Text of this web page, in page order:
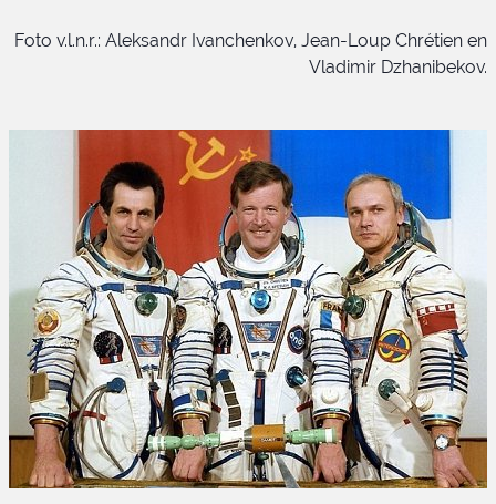
Foto v.l.n.r.: Aleksandr Ivanchenkov, Jean-Loup Chrétien en
Vladimir Dzhanibekov.